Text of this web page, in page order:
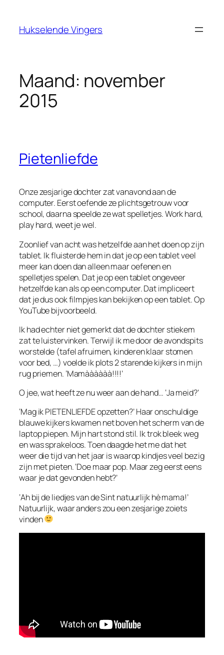
Hukselende Vingers
Maand: november
2015
Pietenliefde
Onze zesjarige dochter zat vanavond aan de
computer. Eerst oefende ze plichtsgetrouw voor
school, daarna speelde ze wat spelletjes. Work hard,
play hard, weet je wel.
Zoonlief van acht was hetzelfde aan het doen op zijn
tablet. Ik fluisterde hem in dat je op een tablet veel
meer kan doen dan alleen maar oefenen en
spelletjes spelen. Dat je op een tablet ongeveer
hetzelfde kan als op een computer. Dat impliceert
dat je dus ook filmpjes kan bekijken op een tablet. Op
YouTube bijvoorbeeld.
Ik had echter niet gemerkt dat de dochter stiekem
zat te luistervinken. Terwijl ik me door de avondspits
worstelde (tafel afruimen, kinderen klaar stomen
voor bed, …) voelde ik plots 2 starende kijkers in mijn
rug priemen. ‘Mamàààààà!!!!’
O jee, wat heeft ze nu weer aan de hand… ‘Ja meid?’
‘Mag ik PIETENLIEFDE opzetten?’ Haar onschuldige
blauwe kijkers kwamen net boven het scherm van de
laptop piepen. Mijn hart stond stil. Ik trok bleek weg
en was sprakeloos. Toen daagde het me dat het
weer die tijd van het jaar is waarop kindjes veel bezig
zijn met pieten. ‘Doe maar pop. Maar zeg eerst eens
waar je dat gevonden hebt?’
‘Ah bij de liedjes van de Sint natuurlijk hè mama!’
Natuurlijk, waar anders zou een zesjarige zoiets
vinden